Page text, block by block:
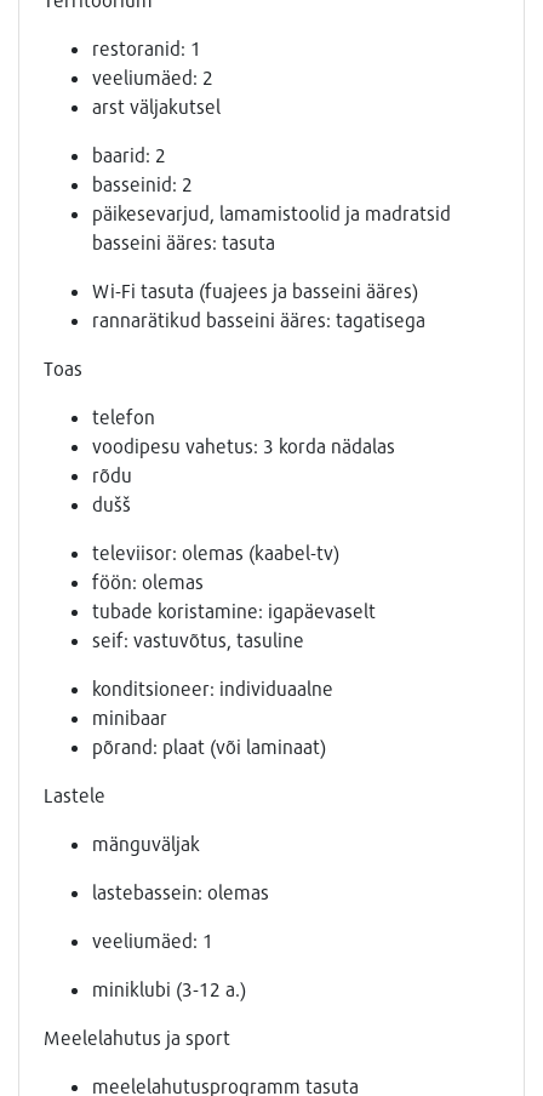
restoranid: 1
veeliumäed: 2
arst väljakutsel
baarid: 2
basseinid: 2
päikesevarjud, lamamistoolid ja madratsid
basseini ääres: tasuta
Wi-Fi tasuta (fuajees ja basseini ääres)
rannarätikud basseini ääres: tagatisega
Toas
telefon
voodipesu vahetus: 3 korda nädalas
rõdu
dušš
televiisor: olemas (kaabel-tv)
föön: olemas
tubade koristamine: igapäevaselt
seif: vastuvõtus, tasuline
konditsioneer: individuaalne
minibaar
põrand: plaat (või laminaat)
Lastele
mänguväljak
lastebassein: olemas
veeliumäed: 1
miniklubi (3-12 a.)
Meelelahutus ja sport
meelelahutusprogramm tasuta